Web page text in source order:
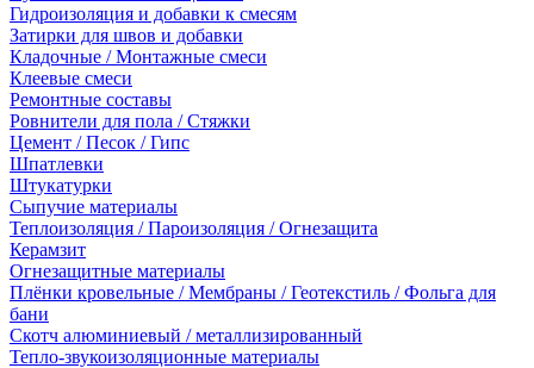
Гидроизоляция и добавки к смесям
Затирки для швов и добавки
Кладочные / Монтажные смеси
Клеевые смеси
Ремонтные составы
Ровнители для пола / Стяжки
Цемент / Песок / Гипс
Шпатлевки
Штукатурки
Сыпучие материалы
Теплоизоляция / Пароизоляция / Огнезащита
Керамзит
Огнезащитные материалы
Плёнки кровельные / Мембраны / Геотекстиль / Фольга для
бани
Скотч алюминиевый / металлизированный
Тепло-звукоизоляционные материалы